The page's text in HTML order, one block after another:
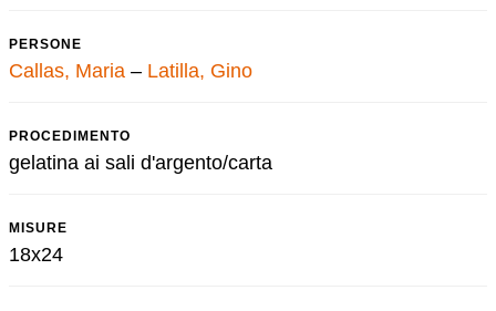
PERSONE
Callas, Maria – Latilla, Gino
PROCEDIMENTO
gelatina ai sali d'argento/carta
MISURE
18x24